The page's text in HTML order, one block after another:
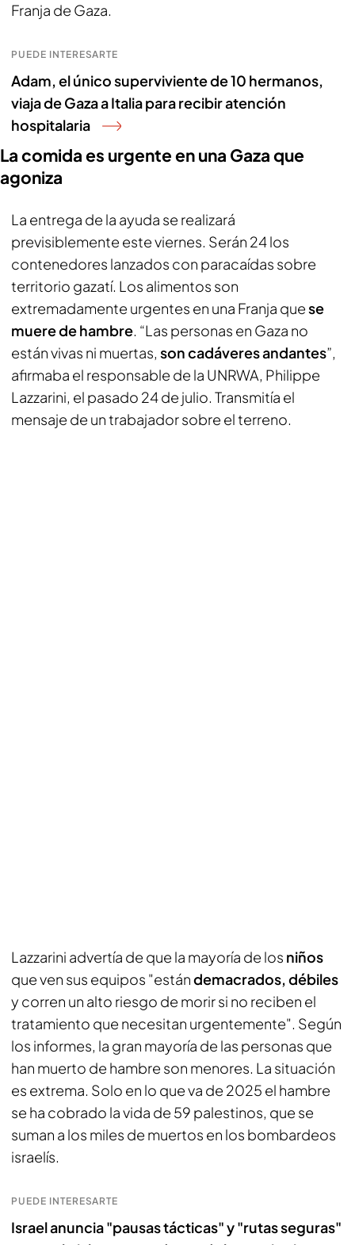
Franja de Gaza.
PUEDE INTERESARTE
Adam, el único superviviente de 10 hermanos,
viaja de Gaza a Italia para recibir atención
hospitalaria
La comida es urgente en una Gaza que
agoniza
La entrega de la ayuda se realizará
previsiblemente este viernes. Serán 24 los
contenedores lanzados con paracaídas sobre
territorio gazatí. Los alimentos son
extremadamente urgentes en una Franja quese
muere de hambre. “Las personas en Gaza no
están vivas ni muertas, son cadáveres andantes”,
afirmaba el responsable de la UNRWA, Philippe
Lazzarini, el pasado 24 de julio. Transmitía el
mensaje de un trabajador sobre el terreno.
Lazzarini advertía de que la mayoría de los niños
que ven sus equipos "estándemacrados, débiles
y corren un alto riesgo de morir si no reciben el
tratamiento que necesitan urgentemente". Según
los informes, la gran mayoría de las personas que
han muerto de hambre son menores. La situación
es extrema. Solo en lo que va de 2025 el hambre
se ha cobrado la vida de 59 palestinos, que se
suman a los miles de muertos en los bombardeos
israelís.
PUEDE INTERESARTE
Israel anuncia "pausas tácticas" y "rutas seguras"